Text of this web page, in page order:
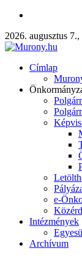
2026. augusztus 7.,
Címlap
e-
Intézmények
Archívum